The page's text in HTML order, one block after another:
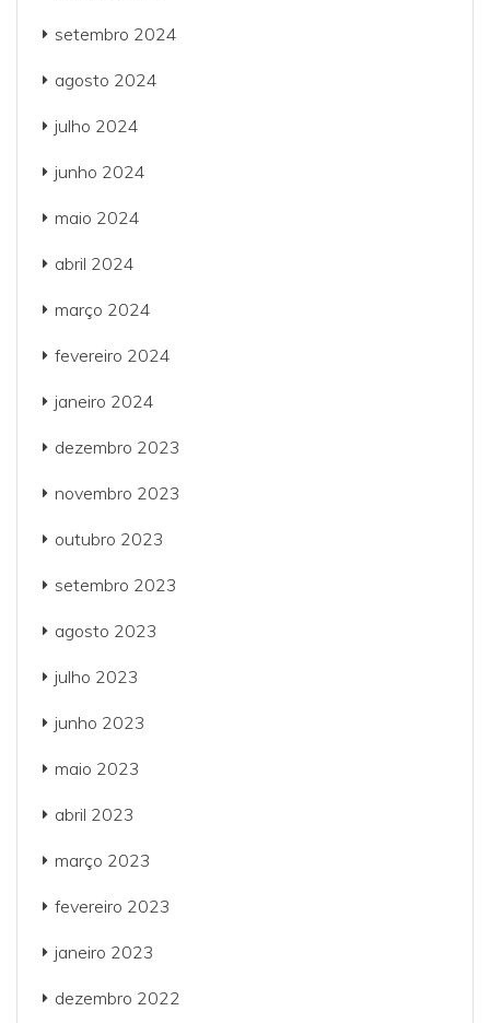
setembro 2024
agosto 2024
julho 2024
junho 2024
maio 2024
abril 2024
março 2024
fevereiro 2024
janeiro 2024
dezembro 2023
novembro 2023
outubro 2023
setembro 2023
agosto 2023
julho 2023
junho 2023
maio 2023
abril 2023
março 2023
fevereiro 2023
janeiro 2023
dezembro 2022